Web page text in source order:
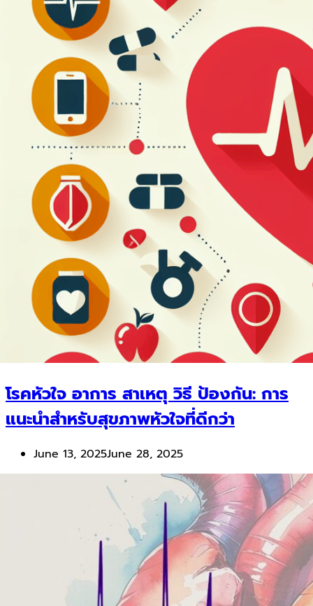
โรคหัวใจ อาการ สาเหตุ วิธี ป้องกัน: การ
แนะนำสำหรับสุขภาพหัวใจที่ดีกว่า
June 13, 2025June 28, 2025